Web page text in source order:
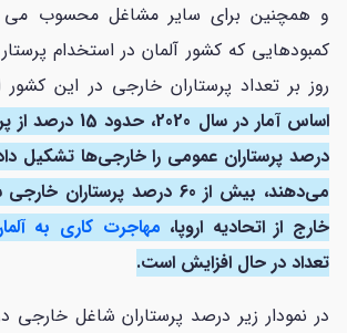
و همچنین برای سایر مشاغل محسوب می
کمبودهایی که کشور آلمان در استخدام پرستار
روز بر تعداد پرستاران خارجی در این
درصد پرستاران عمومی را خارجی‌ها تشکیل
می‌دهند، بیش از 60 درصد
خارج از اتحادیه اروپا، مهاجرت کاری به
تعداد در حال افزایش است.